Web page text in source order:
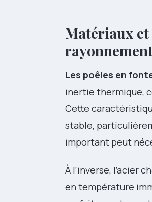
Matériaux
Les poêles en
inertie thermique,
Cette
stable,
important peut
À l’inverse, l’acier
en température